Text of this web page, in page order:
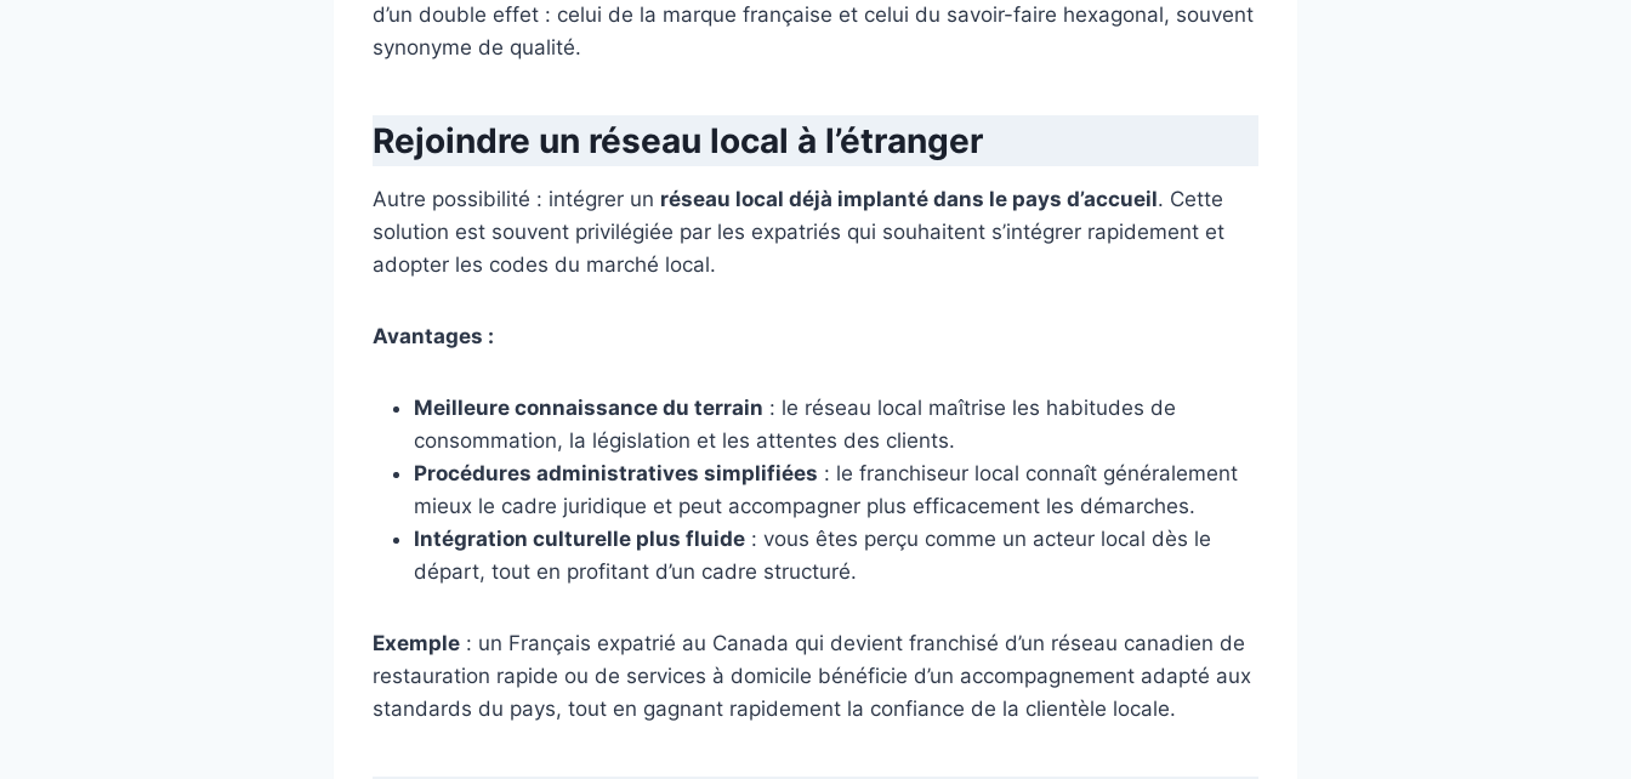
d’un double effet : celui de la marque française et celui du savoir-faire hexagonal, souvent
synonyme de qualité.
Rejoindre un réseau local à l’étranger
Autre possibilité : intégrer un réseau local déjà implanté dans le pays d’accueil. Cette
solution est souvent privilégiée par les expatriés qui souhaitent s’intégrer rapidement et
adopter les codes du marché local.
Avantages :
Meilleure connaissance du terrain : le réseau local maîtrise les habitudes de
consommation, la législation et les attentes des clients.
Procédures administratives simplifiées : le franchiseur local connaît généralement
mieux le cadre juridique et peut accompagner plus efficacement les démarches.
Intégration culturelle plus fluide : vous êtes perçu comme un acteur local dès le
départ, tout en profitant d’un cadre structuré.
Exemple : un Français expatrié au Canada qui devient franchisé d’un réseau canadien de
restauration rapide ou de services à domicile bénéficie d’un accompagnement adapté aux
standards du pays, tout en gagnant rapidement la confiance de la clientèle locale.